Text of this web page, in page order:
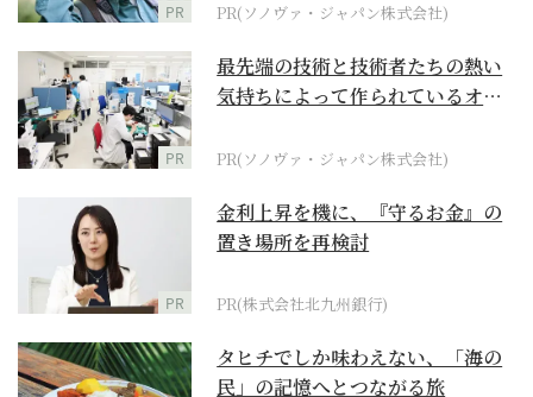
PR PR(ソノヴァ・ジャパン株式会社)
PR
最先端の技術と技術者たちの熱い
気持ちによって作られているオー
PR(ソノヴァ・ジャパン株式会社)
PR
金利上昇を機に、『守るお金』の
置き場所を再検討
PR(株式会社北九州銀行)
タヒチでしか味わえない、「海の
民」の記憶へとつながる旅